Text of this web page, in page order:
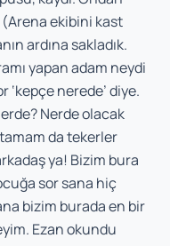
ekibini kast
ardına sakladık.
yapan adam neydi
‘kepçe nerede’ diye.
Nerde olacak
da tekerler
ya! Bizim bura
sor sana hiç
bizim burada en bir
Ezan okundu